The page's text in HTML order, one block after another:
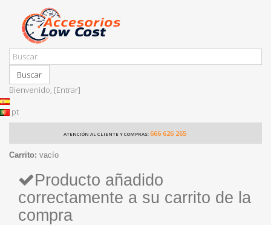
Buscar
Bienvenido, [Entrar]
pt
ATENCIÓN AL CLIENTE Y COMPRAS: 666 626 265
Carrito: vacío
Producto añadido
correctamente a su carrito de la
compra